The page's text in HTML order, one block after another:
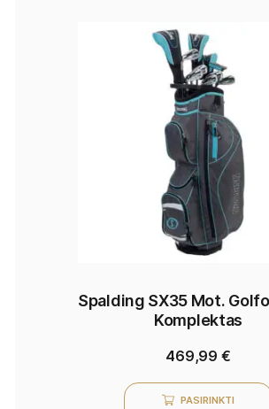
Spalding SX35 Mot. Golfo Lazdų
Komplektas
469,99 €
PASIRINKTI